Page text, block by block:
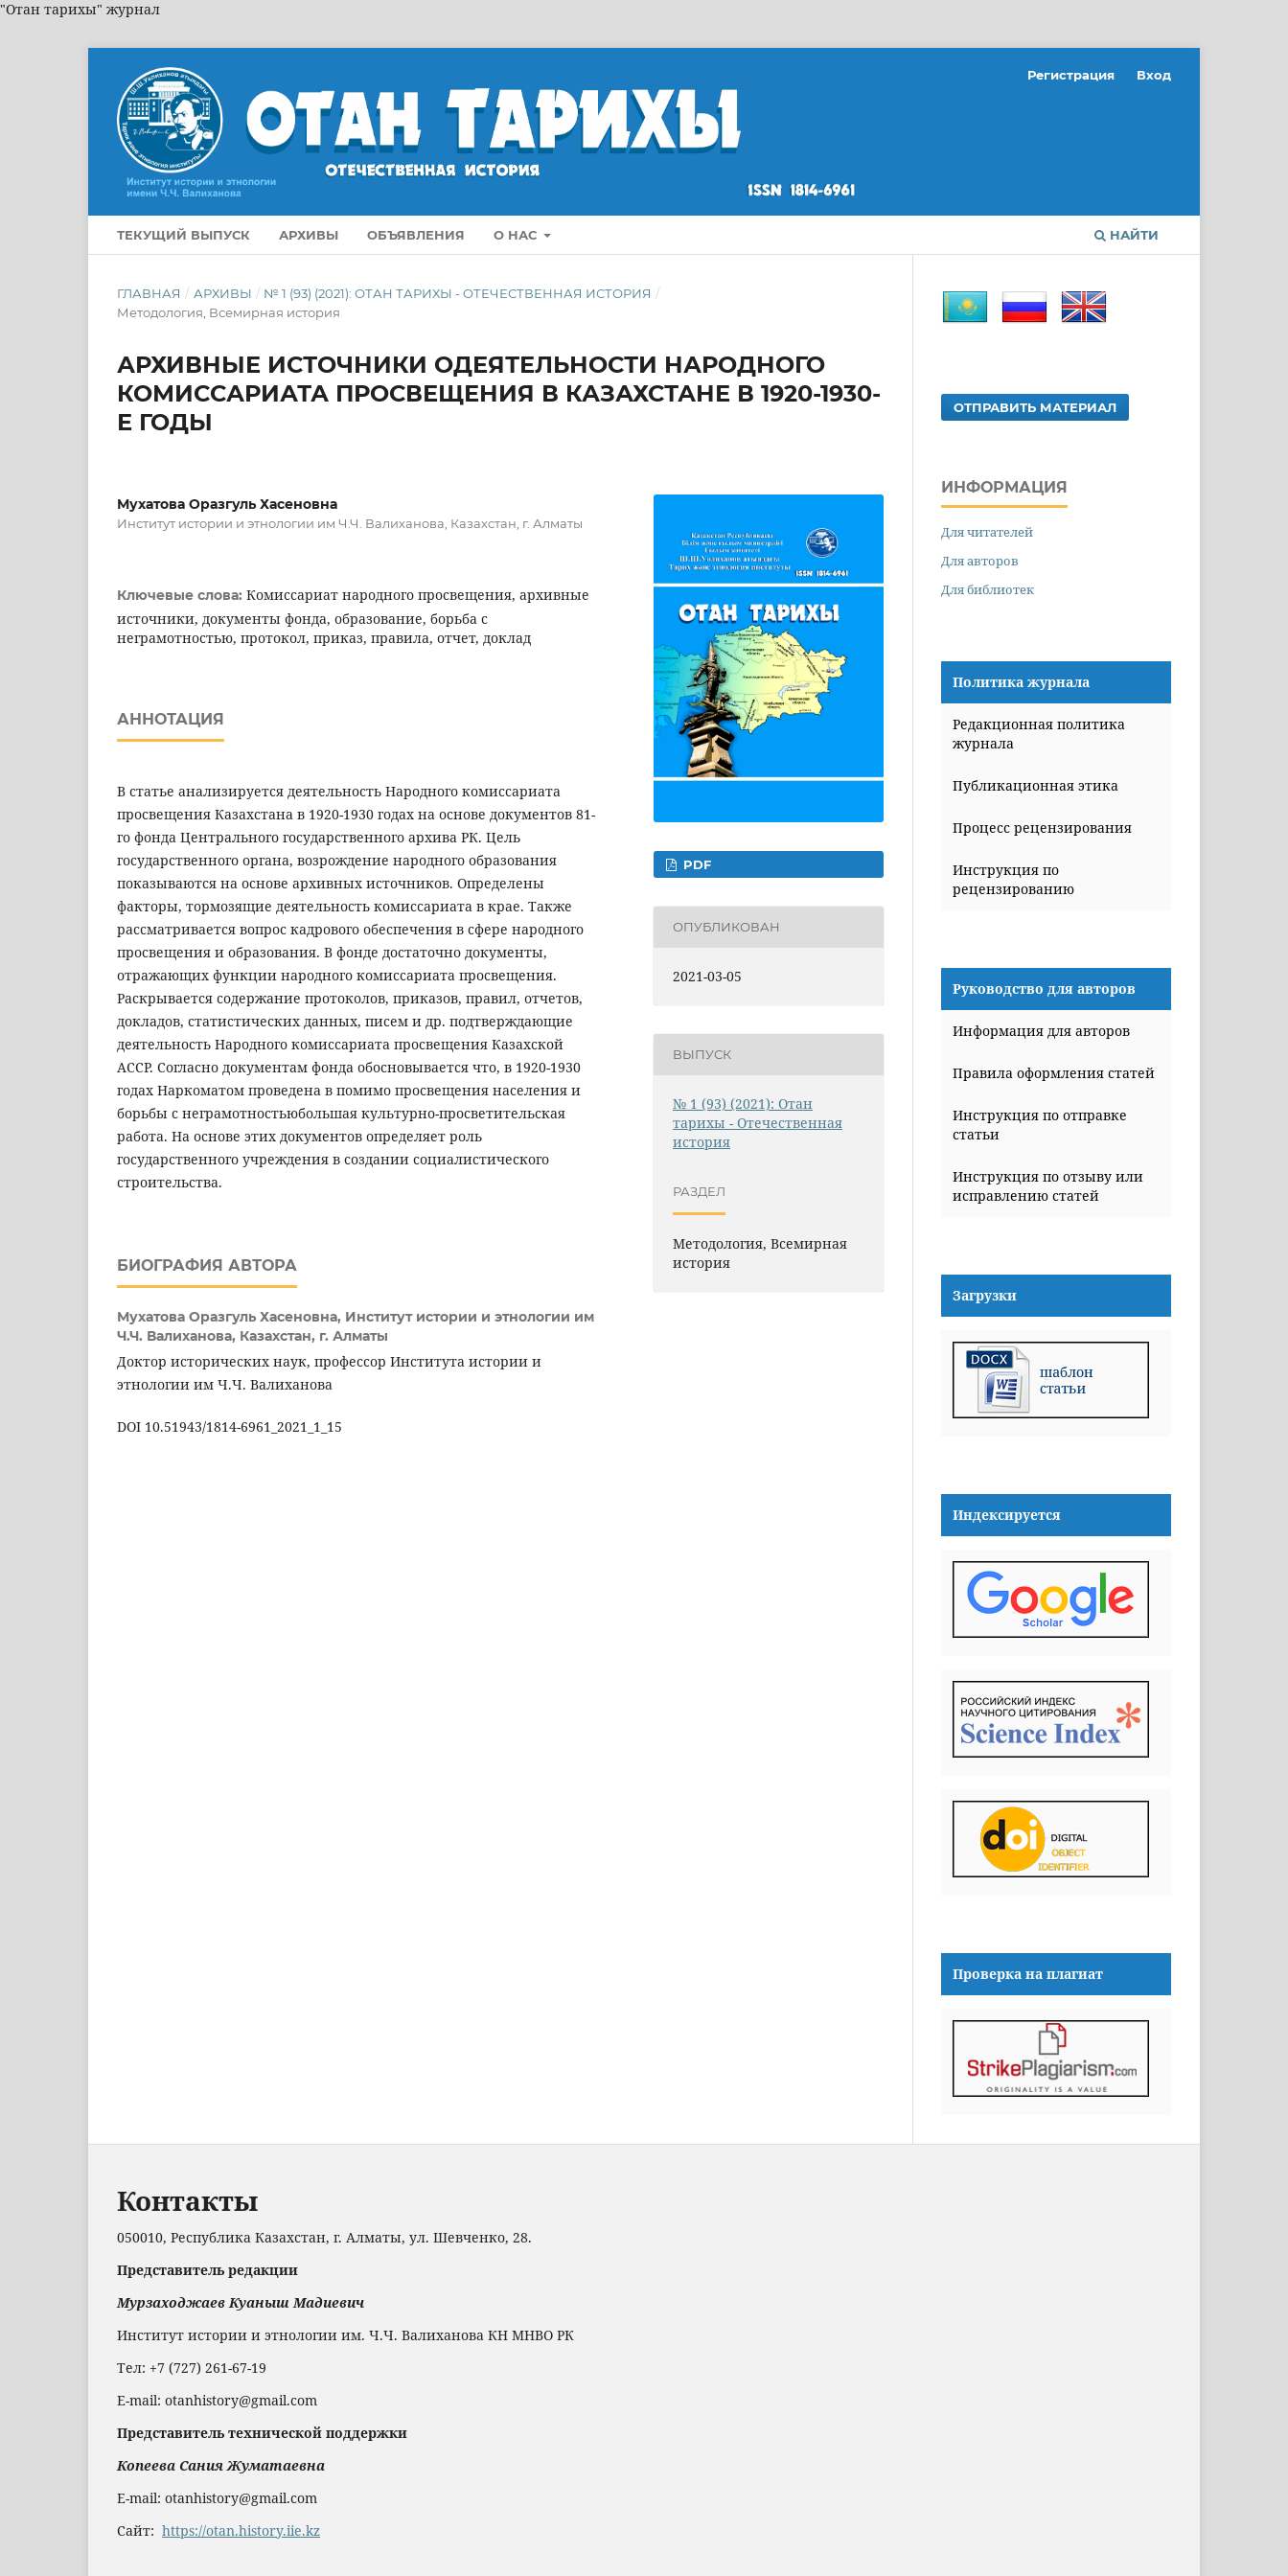
"Отан тарихы" журнал
ТЕКУЩИЙ ВЫПУСК АРХИВЫ ОБЪЯВЛЕНИЯ О НАС НАЙТИ
Регистрация Вход
ГЛАВНАЯ / АРХИВЫ / № 1 (93) (2021): ОТАН ТАРИХЫ - ОТЕЧЕСТВЕННАЯ ИСТОРИЯ /
Методология, Всемирная история
АРХИВНЫЕ ИСТОЧНИКИ ОДЕЯТЕЛЬНОСТИ НАРОДНОГО
КОМИССАРИАТА ПРОСВЕЩЕНИЯ В КАЗАХСТАНЕ В 1920-1930-
Е ГОДЫ
Мухатова Оразгуль Хасеновна
Институт истории и этнологии им Ч.Ч. Валиханова, Казахстан, г. Алматы
Ключевые слова: Комиссариат народного просвещения, архивные
источники, документы фонда, образование, борьба с
неграмотностью, протокол, приказ, правила, отчет, доклад
АННОТАЦИЯ
В статье анализируется деятельность Народного комиссариата
просвещения Казахстана в 1920-1930 годах на основе документов 81-
го фонда Центрального государственного архива РК. Цель
государственного органа, возрождение народного образования
показываются на основе архивных источников. Определены
факторы, тормозящие деятельность комиссариата в крае. Также
рассматривается вопрос кадрового обеспечения в сфере народного
просвещения и образования. В фонде достаточно документы,
отражающих функции народного комиссариата просвещения.
Раскрывается содержание протоколов, приказов, правил, отчетов,
докладов, статистических данных, писем и др. подтверждающие
деятельность Народного комиссариата просвещения Казахской
АССР. Согласно документам фонда обосновывается что, в 1920-1930
годах Наркоматом проведена в помимо просвещения населения и
борьбы с неграмотностьюбольшая культурно-просветительская
работа. На основе этих документов определяет роль
государственного учреждения в создании социалистического
строительства.
БИОГРАФИЯ АВТОРА
Мухатова Оразгуль Хасеновна, Институт истории и этнологии им
Ч.Ч. Валиханова, Казахстан, г. Алматы
Доктор исторических наук, профессор Института истории и
этнологии им Ч.Ч. Валиханова
DOI 10.51943/1814-6961_2021_1_15
PDF
ОПУБЛИКОВАН
2021-03-05
ВЫПУСК
№ 1 (93) (2021): Отан
тарихы - Отечественная
история
РАЗДЕЛ
Методология, Всемирная
история
ОТПРАВИТЬ МАТЕРИАЛ
ИНФОРМАЦИЯ
Для читателей
Для авторов
Для библиотек
Политика журнала
Редакционная политика
журнала
Публикационная этика
Процесс рецензирования
Инструкция по
рецензированию
Руководство для авторов
Информация для авторов
Правила оформления статей
Инструкция по отправке
статьи
Инструкция по отзыву или
исправлению статей
Загрузки
Индексируется
Проверка на плагиат
Контакты
050010, Республика Казахстан, г. Алматы, ул. Шевченко, 28.
Представитель редакции
Мурзаходжаев Куаныш Мадиевич
Институт истории и этнологии им. Ч.Ч. Валиханова КН МНВО РК
Тел: +7 (727) 261-67-19
Е-mail: otanhistory@gmail.com
Представитель технической поддержки
Копеева Сания Жуматаевна
Е-mail: otanhistory@gmail.com
Сайт: https://otan.history.iie.kz